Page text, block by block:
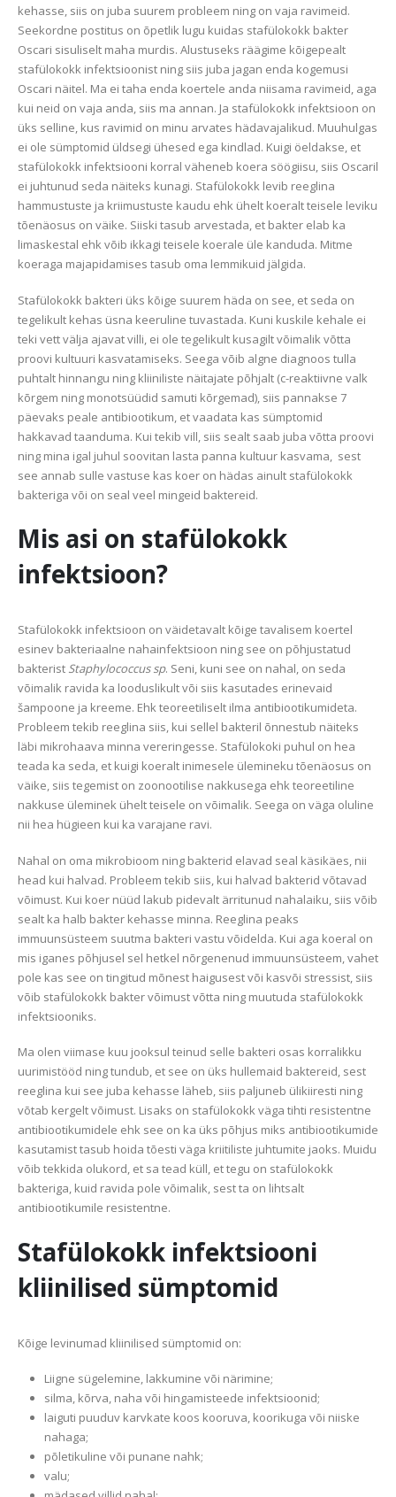
kehasse, siis on juba suurem probleem ning on vaja ravimeid.
Seekordne postitus on õpetlik lugu kuidas stafülokokk bakter
Oscari sisuliselt maha murdis. Alustuseks räägime kõigepealt
stafülokokk infektsioonist ning siis juba jagan enda kogemusi
Oscari näitel. Ma ei taha enda koertele anda niisama ravimeid, aga
kui neid on vaja anda, siis ma annan. Ja stafülokokk infektsioon on
üks selline, kus ravimid on minu arvates hädavajalikud. Muuhulgas
ei ole sümptomid üldsegi ühesed ega kindlad. Kuigi öeldakse, et
stafülokokk infektsiooni korral väheneb koera söögiisu, siis Oscaril
ei juhtunud seda näiteks kunagi. Stafülokokk levib reeglina
hammustuste ja kriimustuste kaudu ehk ühelt koeralt teisele leviku
tõenäosus on väike. Siiski tasub arvestada, et bakter elab ka
limaskestal ehk võib ikkagi teisele koerale üle kanduda. Mitme
koeraga majapidamises tasub oma lemmikuid jälgida.
Stafülokokk bakteri üks kõige suurem häda on see, et seda on
tegelikult kehas üsna keeruline tuvastada. Kuni kuskile kehale ei
teki vett välja ajavat villi, ei ole tegelikult kusagilt võimalik võtta
proovi kultuuri kasvatamiseks. Seega võib algne diagnoos tulla
puhtalt hinnangu ning kliiniliste näitajate põhjalt (c-reaktiivne valk
kõrgem ning monotsüüdid samuti kõrgemad), siis pannakse 7
päevaks peale antibiootikum, et vaadata kas sümptomid
hakkavad taanduma. Kui tekib vill, siis sealt saab juba võtta proovi
ning mina igal juhul soovitan lasta panna kultuur kasvama, sest
see annab sulle vastuse kas koer on hädas ainult stafülokokk
bakteriga või on seal veel mingeid baktereid.
Mis asi on stafülokokk
infektsioon?
Stafülokokk infektsioon on väidetavalt kõige tavalisem koertel
esinev bakteriaalne nahainfektsioon ning see on põhjustatud
bakterist Staphylococcus sp. Seni, kuni see on nahal, on seda
võimalik ravida ka looduslikult või siis kasutades erinevaid
šampoone ja kreeme. Ehk teoreetiliselt ilma antibiootikumideta.
Probleem tekib reeglina siis, kui sellel bakteril õnnestub näiteks
läbi mikrohaava minna vereringesse. Stafülokoki puhul on hea
teada ka seda, et kuigi koeralt inimesele ülemineku tõenäosus on
väike, siis tegemist on zoonootilise nakkusega ehk teoreetiline
nakkuse üleminek ühelt teisele on võimalik. Seega on väga oluline
nii hea hügieen kui ka varajane ravi.
Nahal on oma mikrobioom ning bakterid elavad seal käsikäes, nii
head kui halvad. Probleem tekib siis, kui halvad bakterid võtavad
võimust. Kui koer nüüd lakub pidevalt ärritunud nahalaiku, siis võib
sealt ka halb bakter kehasse minna. Reeglina peaks
immuunsüsteem suutma bakteri vastu võidelda. Kui aga koeral on
mis iganes põhjusel sel hetkel nõrgenenud immuunsüsteem, vahet
pole kas see on tingitud mõnest haigusest või kasvõi stressist, siis
võib stafülokokk bakter võimust võtta ning muutuda stafülokokk
infektsiooniks.
Ma olen viimase kuu jooksul teinud selle bakteri osas korralikku
uurimistööd ning tundub, et see on üks hullemaid baktereid, sest
reeglina kui see juba kehasse läheb, siis paljuneb ülikiiresti ning
võtab kergelt võimust. Lisaks on stafülokokk väga tihti resistentne
antibiootikumidele ehk see on ka üks põhjus miks antibiootikumide
kasutamist tasub hoida tõesti väga kriitiliste juhtumite jaoks. Muidu
võib tekkida olukord, et sa tead küll, et tegu on stafülokokk
bakteriga, kuid ravida pole võimalik, sest ta on lihtsalt
antibiootikumile resistentne.
Stafülokokk infektsiooni
kliinilised sümptomid
Kõige levinumad kliinilised sümptomid on:
Liigne sügelemine, lakkumine või närimine;
silma, kõrva, naha või hingamisteede infektsioonid;
laiguti puuduv karvkate koos kooruva, koorikuga või niiske
nahaga;
põletikuline või punane nahk;
valu;